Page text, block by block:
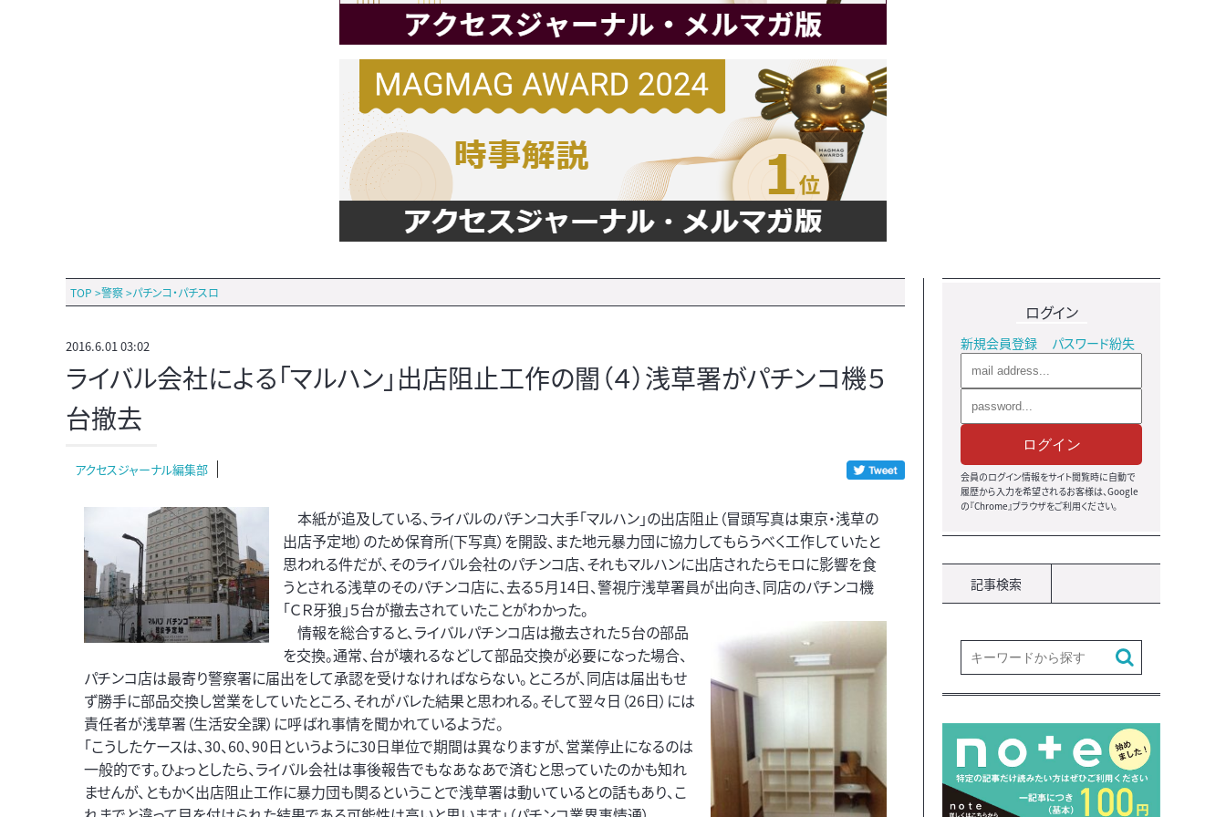
TOP >警察>パチンコ・パチスロ
2016.6.01 03:02
ライバル会社による「マルハン」出店阻止工作の闇（４）浅草署がパチンコ機５
台撤去
アクセスジャーナル編集部
本紙が追及している、ライバルのパチンコ大手「マルハン」の出店阻止（冒頭写真は東京・浅草の
出店予定地）のため保育所(下写真）を開設、また地元暴力団に協力してもらうべく工作していたと
思われる件だが、そのライバル会社のパチンコ店、それもマルハンに出店されたらモロに影響を食
うとされる浅草のそのパチンコ店に、去る５月14日、警視庁浅草署員が出向き、同店のパチンコ機
「ＣＲ牙狼」５台が撤去されていたことがわかった。
情報を総合すると、ライバルパチンコ店は撤去された５台の部品
を交換。通常、台が壊れるなどして部品交換が必要になった場合、
パチンコ店は最寄り警察署に届出をして承認を受けなければならない。ところが、同店は届出もせ
ず勝手に部品交換し営業をしていたところ、それがバレた結果と思われる。そして翌々日（26日）には
責任者が浅草署（生活安全課）に呼ばれ事情を聞かれているようだ。
「こうしたケースは、30、60、90日というように30日単位で期間は異なりますが、営業停止になるのは
一般的です。ひょっとしたら、ライバル会社は事後報告でもなあなあで済むと思っていたのかも知れ
ませんが、ともかく出店阻止工作に暴力団も関るということで浅草署は動いているとの話もあり、こ
ログイン
新規会員登録 パスワード紛失
ログイン
会員のログイン情報をサイト閲覧時に自動で
履歴から入力を希望されるお客様は、Google
の『Chrome』ブラウザをご利用ください。
記事検索